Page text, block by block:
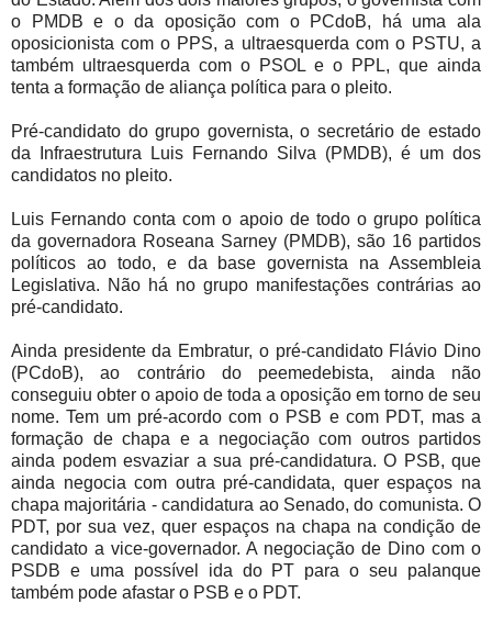
o PMDB e o da oposição com o PCdoB, há uma ala
oposicionista com o PPS, a ultraesquerda com o PSTU, a
também ultraesquerda com o PSOL e o PPL, que ainda
tenta a formação de aliança política para o pleito.
Pré-candidato do grupo governista, o secretário de estado
da Infraestrutura Luis Fernando Silva (PMDB), é um dos
candidatos no pleito.
Luis Fernando conta com o apoio de todo o grupo política
da governadora Roseana Sarney (PMDB), são 16 partidos
políticos ao todo, e da base governista na Assembleia
Legislativa. Não há no grupo manifestações contrárias ao
pré-candidato.
Ainda presidente da Embratur, o pré-candidato Flávio Dino
(PCdoB), ao contrário do peemedebista, ainda não
conseguiu obter o apoio de toda a oposição em torno de seu
nome. Tem um pré-acordo com o PSB e com PDT, mas a
formação de chapa e a negociação com outros partidos
ainda podem esvaziar a sua pré-candidatura. O PSB, que
ainda negocia com outra pré-candidata, quer espaços na
chapa majoritária - candidatura ao Senado, do comunista. O
PDT, por sua vez, quer espaços na chapa na condição de
candidato a vice-governador. A negociação de Dino com o
PSDB e uma possível ida do PT para o seu palanque
também pode afastar o PSB e o PDT.